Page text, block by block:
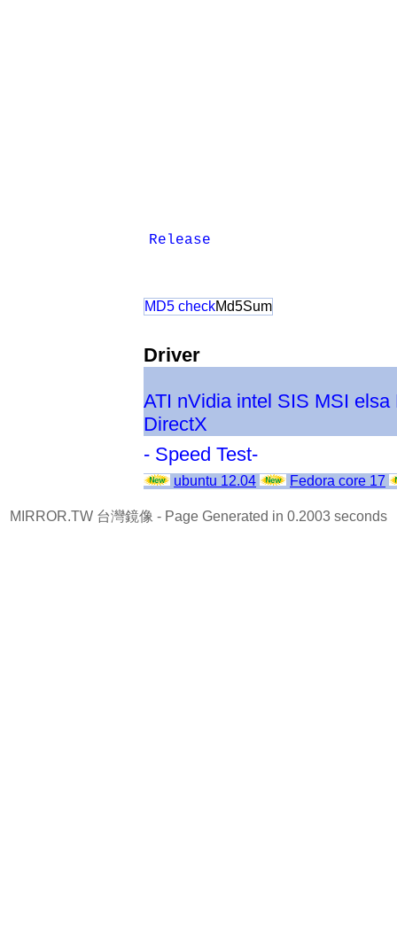
Release
MD5 checkMd5Sum
Driver
ATI nVidia intel SIS MSI elsa
DirectX
- Speed Test-
ubuntu 12.04 Fedora core 17
MIRROR.TW 台灣鏡像 - Page Generated in 0.2003 seconds